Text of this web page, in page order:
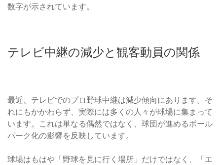
数字が示されています。
テレビ中継の減少と観客動員の関係
最近、テレビでのプロ野球中継は減少傾向にあります。そ
れにもかかわらず、実際には多くの人々が球場に集まって
います。これは単なる偶然ではなく、球団が進めるボール
パーク化の影響を反映しています。
球場はもはや「野球を見に行く場所」だけではなく、「エ